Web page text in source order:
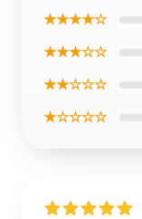
★★★★☆
★★★☆☆
★★☆☆☆
★☆☆☆☆